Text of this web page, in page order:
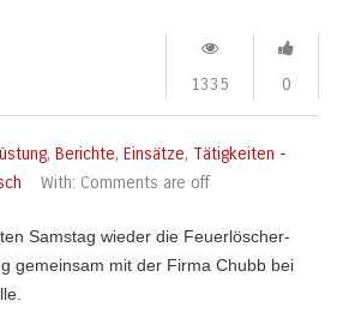
0
1335
, Berichte, Einsätze, Tätigkeiten -
With: Comments are off
Samstag wieder die Feuerlöscher-
gemeinsam mit der Firma Chubb bei